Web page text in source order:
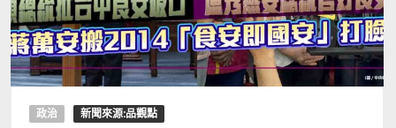
政治 新聞來源:品觀點